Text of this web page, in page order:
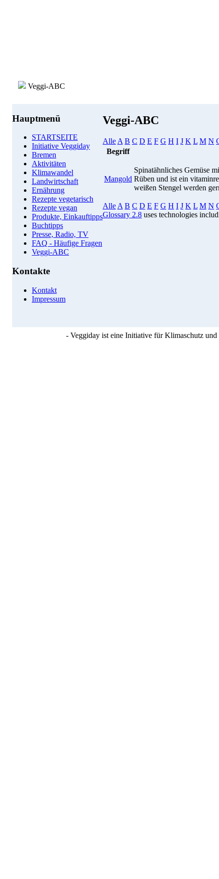
Veggi-ABC
Hauptmenü
STARTSEITE
Initiative Veggiday
Bremen
Aktivitäten
Klimawandel
Landwirtschaft
Ernährung
Rezepte vegetarisch
Rezepte vegan
Produkte, Einkauftipps
Buchtipps
Presse, Radio, TV
FAQ - Häufige Fragen
Veggi-ABC
Kontakte
Kontakt
Impressum
Veggi-ABC
Alle A B C D E F G H I J K L M N
Begriff
Mangold
Spinatähnliches Gemüse
Rüben und ist ein
weißen Stengel werden
Alle A B C D E F G H I J K L M N
Glossary 2.8 uses technologies
- Veggiday ist eine Initiative für Klimaschutz